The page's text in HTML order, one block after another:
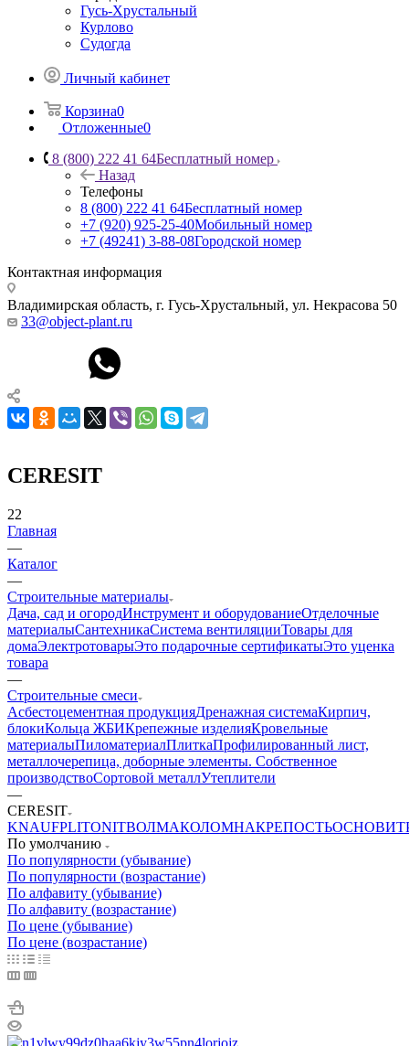
Гусь-Хрустальный
Курлово
Судогда
Личный кабинет
Корзина0
Отложенные0
8 (800) 222 41 64Бесплатный номер
Назад
Телефоны
8 (800) 222 41 64Бесплатный номер
+7 (920) 925-25-40Мобильный номер
+7 (49241) 3-88-08Городской номер
Контактная информация
Владимирская область, г. Гусь-Хрустальный, ул. Некрасова 50
33@object-plant.ru
CERESIT
22
Главная
—
Каталог
—
Строительные материалы
Дача, сад и огородИнструмент и оборудованиеОтделочные
материалыСантехникаСистема вентиляцииТовары для
домаЭлектротоварыЭто подарочные сертификатыЭто уценка
товара
—
Строительные смеси
Асбестоцементная продукцияДренажная системаКирпич,
блокиКольца ЖБИКрепежные изделияКровельные
материалыПиломатериалПлиткаПрофилированный лист,
металлочерепица, доборные элементы. Собственное
производствоСортовой металлУтеплители
—
CERESIT
KNAUFPLITONITВОЛМАКОЛОМНАКРЕПОСТЬОСНОВИТ
По умолчанию
По популярности (убывание)
По популярности (возрастание)
По алфавиту (убывание)
По алфавиту (возрастание)
По цене (убывание)
По цене (возрастание)